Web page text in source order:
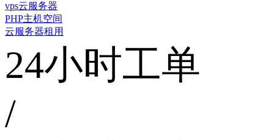
vps云服务器
PHP主机空间
云服务器租用
24小时工单
/